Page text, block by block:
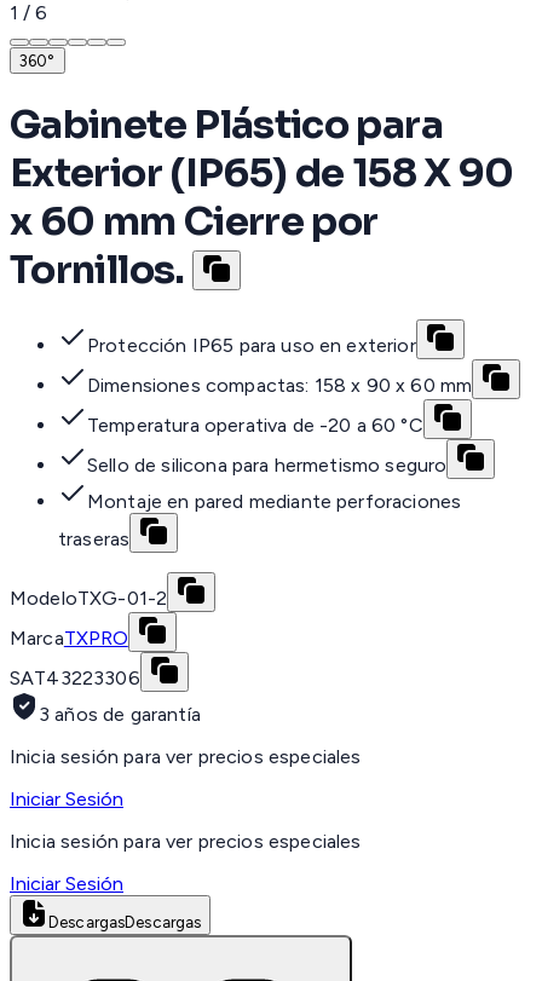
1 / 6
360°
Gabinete Plástico para
Exterior (IP65) de 158 X 90
x 60 mm Cierre por
Tornillos.
Protección IP65 para uso en exterior
Dimensiones compactas: 158 x 90 x 60 mm
Temperatura operativa de -20 a 60 °C
Sello de silicona para hermetismo seguro
Montaje en pared mediante perforaciones
traseras
ModeloTXG-01-2
MarcaTXPRO
SAT43223306
3 años de garantía
Inicia sesión para ver precios especiales
Iniciar Sesión
Inicia sesión para ver precios especiales
Iniciar Sesión
DescargasDescargas